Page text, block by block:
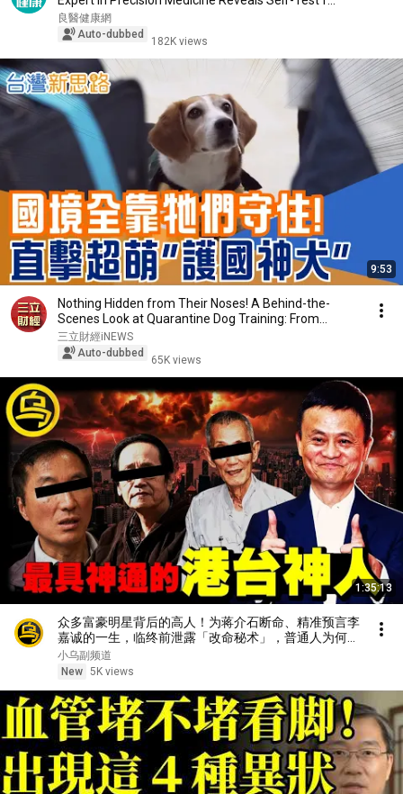
良醫健康網
Auto-dubbed
182K views
9:53
Nothing Hidden from Their Noses! A Behind-the-
Scenes Look at Quarantine Dog Training: From
Border...
三立財經iNEWS
Auto-dubbed
65K views
1:35:13
众多富豪明星背后的高人！为蒋介石断命、精准预言李
嘉诚的一生，临终前泄露「改命秘术」，普通人为何忙
忙碌碌却赚不到钱？1小时中间无广告合集[She's
Xiaowu 小乌]
小乌副频道
New 5K views